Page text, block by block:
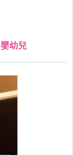
嬰幼兒